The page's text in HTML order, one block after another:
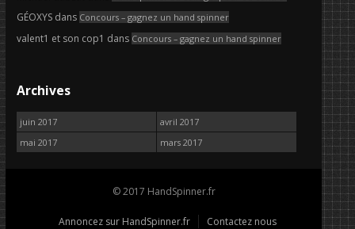
GÉOXYSdans Concours – gagnez un hand spinner
valent1 et son cop1 dans Concours – gagnez un hand spinner
Archives
juin 2017
mai 2017
avril 2017
mars 2017
© 2017 HandSpinner.fr
Annoncez sur HandSpinner.fr Contactez nous